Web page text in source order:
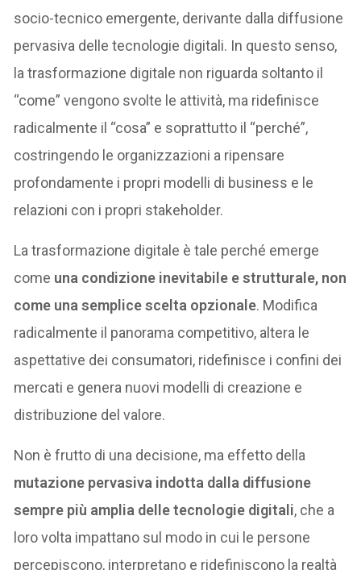
socio-tecnico emergente, derivante dalla diffusione
pervasiva delle tecnologie digitali. In questo senso,
la trasformazione digitale non riguarda soltanto il
“come” vengono svolte le attività, ma ridefinisce
radicalmente il “cosa” e soprattutto il “perché”,
costringendo le organizzazioni a ripensare
profondamente i propri modelli di business e le
relazioni con i propri stakeholder.
La trasformazione digitale è tale perché emerge
come una condizione inevitabile e strutturale, non
come una semplice scelta opzionale. Modifica
radicalmente il panorama competitivo, altera le
aspettative dei consumatori, ridefinisce i confini dei
mercati e genera nuovi modelli di creazione e
distribuzione del valore.
Non è frutto di una decisione, ma effetto della
mutazione pervasiva indotta dalla diffusione
sempre più amplia delle tecnologie digitali, che a
loro volta impattano sul modo in cui le persone
percepiscono, interpretano e ridefiniscono la realtà